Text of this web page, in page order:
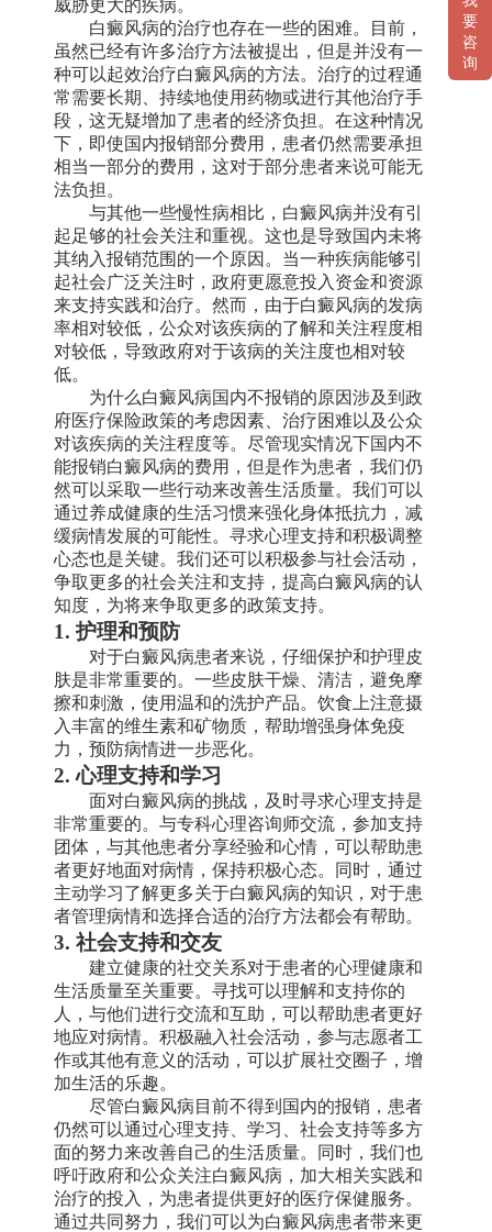
威胁更大的疾病。
白癜风病的治疗也存在一些的困难。目前，
虽然已经有许多治疗方法被提出，但是并没有一
种可以起效治疗白癜风病的方法。治疗的过程通
常需要长期、持续地使用药物或进行其他治疗手
段，这无疑增加了患者的经济负担。在这种情况
下，即使国内报销部分费用，患者仍然需要承担
相当一部分的费用，这对于部分患者来说可能无
法负担。
与其他一些慢性病相比，白癜风病并没有引
起足够的社会关注和重视。这也是导致国内未将
其纳入报销范围的一个原因。当一种疾病能够引
起社会广泛关注时，政府更愿意投入资金和资源
来支持实践和治疗。然而，由于白癜风病的发病
率相对较低，公众对该疾病的了解和关注程度相
对较低，导致政府对于该病的关注度也相对较
低。
为什么白癜风病国内不报销的原因涉及到政
府医疗保险政策的考虑因素、治疗困难以及公众
对该疾病的关注程度等。尽管现实情况下国内不
能报销白癜风病的费用，但是作为患者，我们仍
然可以采取一些行动来改善生活质量。我们可以
通过养成健康的生活习惯来强化身体抵抗力，减
缓病情发展的可能性。寻求心理支持和积极调整
心态也是关键。我们还可以积极参与社会活动，
争取更多的社会关注和支持，提高白癜风病的认
知度，为将来争取更多的政策支持。
1. 护理和预防
对于白癜风病患者来说，仔细保护和护理皮
肤是非常重要的。一些皮肤干燥、清洁，避免摩
擦和刺激，使用温和的洗护产品。饮食上注意摄
入丰富的维生素和矿物质，帮助增强身体免疫
力，预防病情进一步恶化。
2. 心理支持和学习
面对白癜风病的挑战，及时寻求心理支持是
非常重要的。与专科心理咨询师交流，参加支持
团体，与其他患者分享经验和心情，可以帮助患
者更好地面对病情，保持积极心态。同时，通过
主动学习了解更多关于白癜风病的知识，对于患
者管理病情和选择合适的治疗方法都会有帮助。
3. 社会支持和交友
建立健康的社交关系对于患者的心理健康和
生活质量至关重要。寻找可以理解和支持你的
人，与他们进行交流和互助，可以帮助患者更好
地应对病情。积极融入社会活动，参与志愿者工
作或其他有意义的活动，可以扩展社交圈子，增
加生活的乐趣。
尽管白癜风病目前不得到国内的报销，患者
仍然可以通过心理支持、学习、社会支持等多方
面的努力来改善自己的生活质量。同时，我们也
呼吁政府和公众关注白癜风病，加大相关实践和
治疗的投入，为患者提供更好的医疗保健服务。
通过共同努力，我们可以为白癜风病患者带来更
要
咨
询